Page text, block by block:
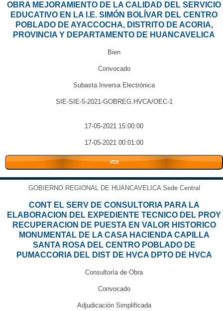
OBRA MEJORAMIENTO DE LA CALIDAD DEL SERVICIO
EDUCATIVO EN LA I.E. SIMÓN BOLÍVAR DEL CENTRO
POBLADO DE AYACCOCHA, DISTRITO DE ACORIA,
PROVINCIA Y DEPARTAMENTO DE HUANCAVELICA
Bien
Convocado
Subasta Inversa Electrónica
SIE-SIE-5-2021-GOBREG.HVCA/OEC-1
17-05-2021 15:00:00
17-05-2021 00:01:00
VER
GOBIERNO REGIONAL DE HUANCAVELICA Sede Central
CONT EL SERV DE CONSULTORIA PARA LA
ELABORACION DEL EXPEDIENTE TECNICO DEL PROY
RECUPERACION DE PUESTA EN VALOR HISTORICO
MONUMENTAL DE LA CASA HACIENDA CAPILLA
SANTA ROSA DEL CENTRO POBLADO DE
PUMACCORIA DEL DIST DE HVCA DPTO DE HVCA
Consultoría de Obra
Convocado
Adjudicación Simplificada